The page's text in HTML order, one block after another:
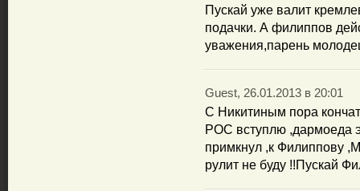
Пускай уже валит
подачки. А филиппов
уважения,парень
Guest, 26.01.2013 в 20:01
C Никитиным пора
РОС вступлю ,дармоеда
примкнул ,к Филиппову
рулит не буду !!Пускай